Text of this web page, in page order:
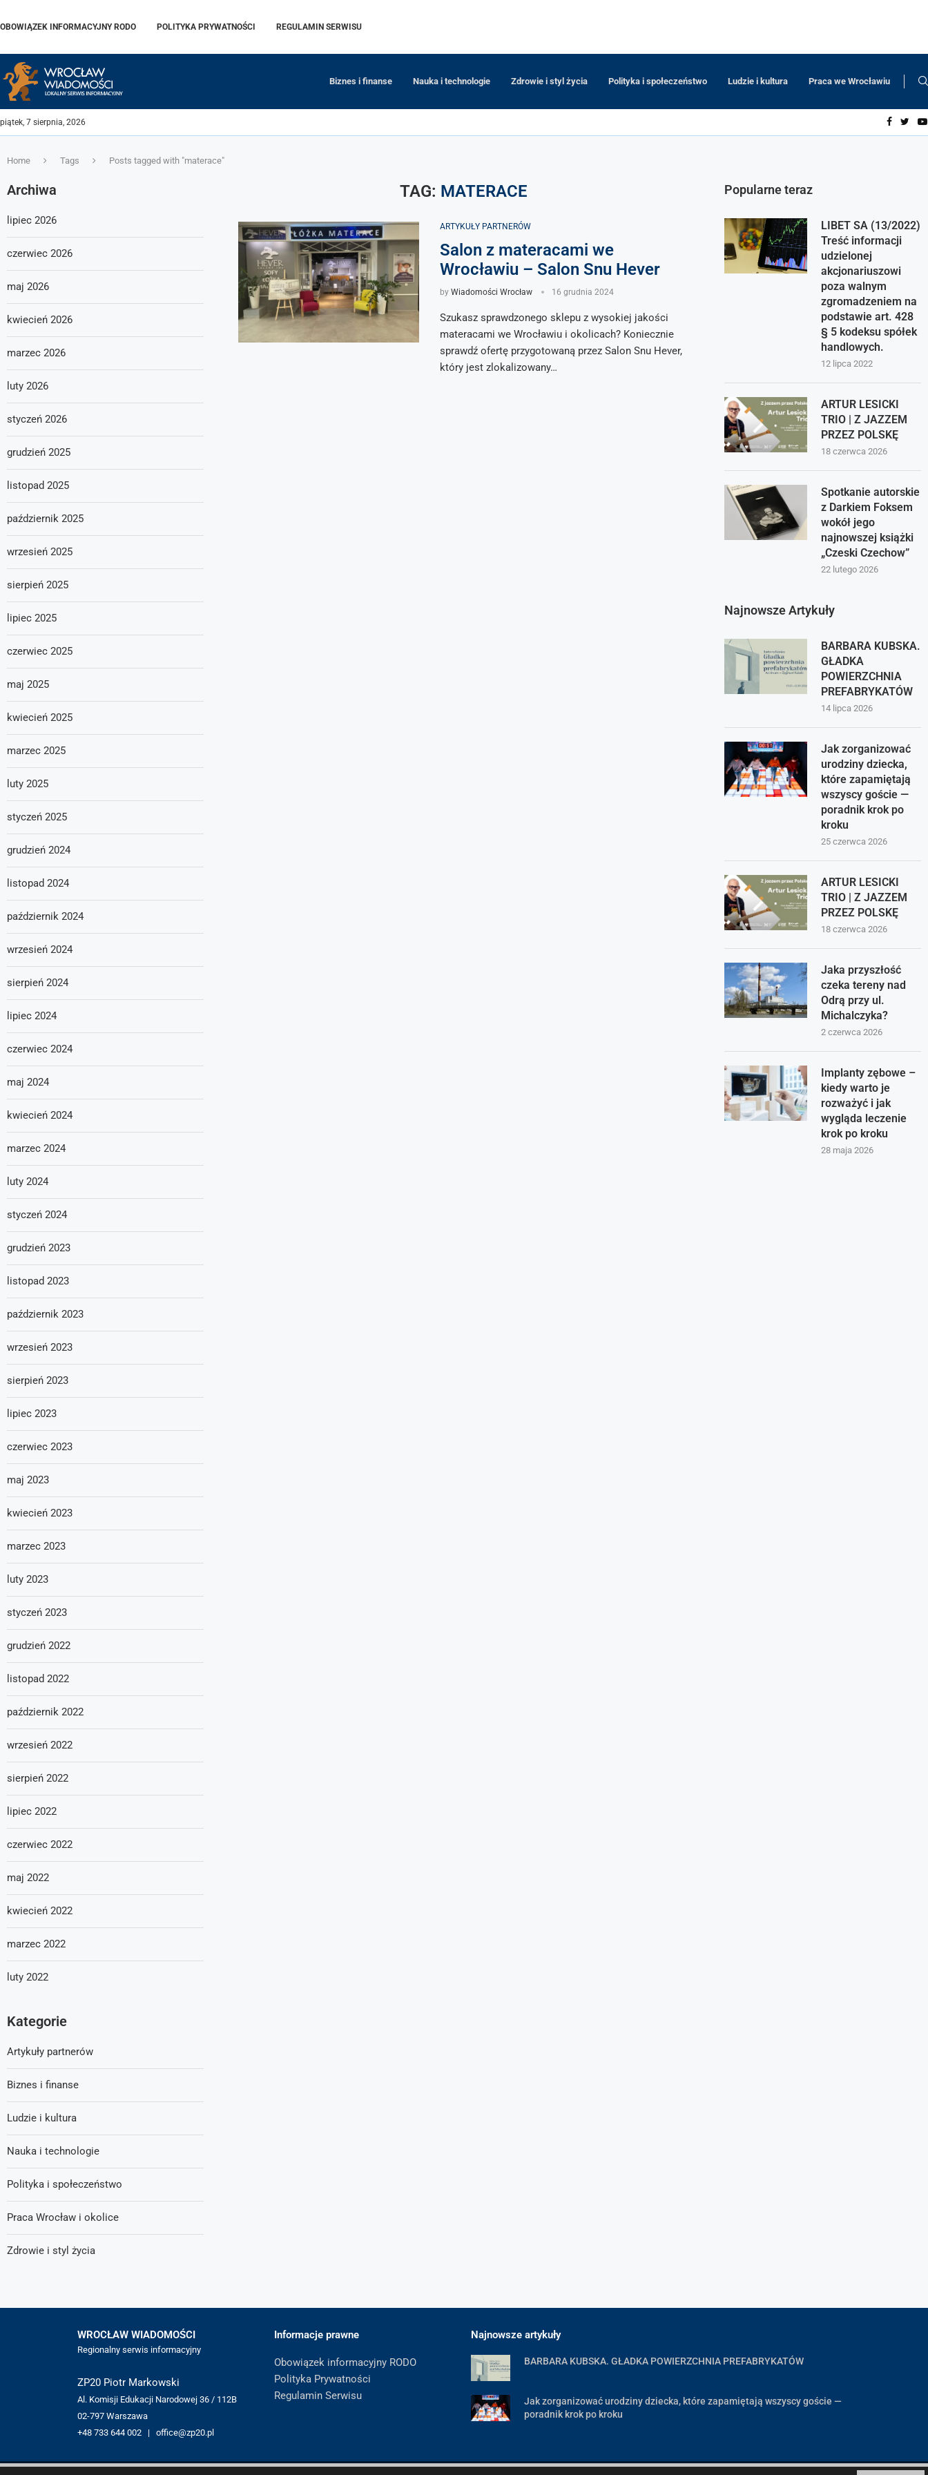
OBOWIĄZEK INFORMACYJNY RODO POLITYKA PRYWATNOŚCI REGULAMIN SERWISU
Biznes i finanse Nauka i technologie Zdrowie i styl życia Polityka i społeczeństwo Ludzie i kultura Praca we Wrocławiu
piątek, 7 sierpnia, 2026
Home Tags Posts tagged with "materace"
TAG: MATERACE
ARTYKUŁY PARTNERÓW
Salon z materacami we
Wrocławiu – Salon Snu Hever
by Wiadomości Wrocław 16 grudnia 2024
Szukasz sprawdzonego sklepu z wysokiej jakości
materacami we Wrocławiu i okolicach? Koniecznie
sprawdź ofertę przygotowaną przez Salon Snu Hever,
który jest zlokalizowany…
Popularne teraz
LIBET SA (13/2022)
Treść informacji
udzielonej
akcjonariuszowi
poza walnym
zgromadzeniem na
podstawie art. 428
§ 5 kodeksu spółek
handlowych.
12 lipca 2022
ARTUR LESICKI
TRIO | Z JAZZEM
PRZEZ POLSKĘ
18 czerwca 2026
Spotkanie autorskie
z Darkiem Foksem
wokół jego
najnowszej książki
„Czeski Czechow”
22 lutego 2026
Najnowsze Artykuły
BARBARA KUBSKA.
GŁADKA
POWIERZCHNIA
PREFABRYKATÓW
14 lipca 2026
Jak zorganizować
urodziny dziecka,
które zapamiętają
wszyscy goście —
poradnik krok po
kroku
25 czerwca 2026
ARTUR LESICKI
TRIO | Z JAZZEM
PRZEZ POLSKĘ
18 czerwca 2026
Jaka przyszłość
czeka tereny nad
Odrą przy ul.
Michalczyka?
2 czerwca 2026
Implanty zębowe –
kiedy warto je
rozważyć i jak
wygląda leczenie
krok po kroku
28 maja 2026
Archiwa
lipiec 2026
czerwiec 2026
maj 2026
kwiecień 2026
marzec 2026
luty 2026
styczeń 2026
grudzień 2025
listopad 2025
październik 2025
wrzesień 2025
sierpień 2025
lipiec 2025
czerwiec 2025
maj 2025
kwiecień 2025
marzec 2025
luty 2025
styczeń 2025
grudzień 2024
listopad 2024
październik 2024
wrzesień 2024
sierpień 2024
lipiec 2024
czerwiec 2024
maj 2024
kwiecień 2024
marzec 2024
luty 2024
styczeń 2024
grudzień 2023
listopad 2023
październik 2023
wrzesień 2023
sierpień 2023
lipiec 2023
czerwiec 2023
maj 2023
kwiecień 2023
marzec 2023
luty 2023
styczeń 2023
grudzień 2022
listopad 2022
październik 2022
wrzesień 2022
sierpień 2022
lipiec 2022
czerwiec 2022
maj 2022
kwiecień 2022
marzec 2022
luty 2022
Kategorie
Artykuły partnerów
Biznes i finanse
Ludzie i kultura
Nauka i technologie
Polityka i społeczeństwo
Praca Wrocław i okolice
Zdrowie i styl życia
WROCŁAW WIADOMOŚCI
Regionalny serwis informacyjny
ZP20 Piotr Markowski
Al. Komisji Edukacji Narodowej 36 / 112B
02-797 Warszawa
+48 733 644 002 | office@zp20.pl
Informacje prawne
Obowiązek informacyjny RODO
Polityka Prywatności
Regulamin Serwisu
Najnowsze artykuły
BARBARA KUBSKA. GŁADKA POWIERZCHNIA PREFABRYKATÓW
Jak zorganizować urodziny dziecka, które zapamiętają wszyscy goście —
poradnik krok po kroku